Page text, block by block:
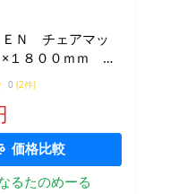
ＥＮ チェアマッ
１８００ｍｍ モ
ブラウン ＣＦＭ
）ＧＤＢＲ １枚
0 (2件)
価格比較
るたのめーる